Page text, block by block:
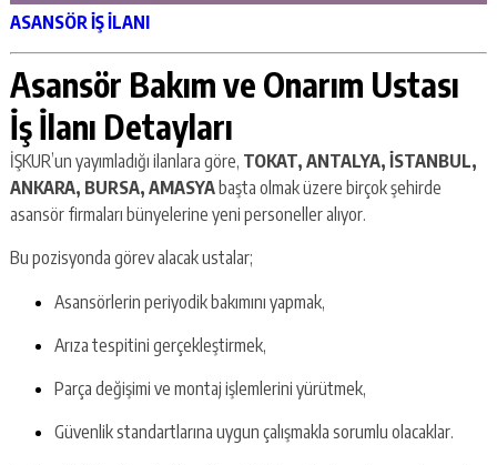
ASANSÖR İŞ İLANI
Asansör Bakım ve Onarım Ustası
İş İlanı Detayları
İŞKUR’un yayımladığı ilanlara göre, TOKAT, ANTALYA, İSTANBUL,
ANKARA, BURSA, AMASYAbaşta olmak üzere birçok şehirde
asansör firmaları bünyelerine yeni personeller alıyor.
Bu pozisyonda görev alacak ustalar;
Asansörlerin periyodik bakımını yapmak,
Arıza tespitini gerçekleştirmek,
Parça değişimi ve montaj işlemlerini yürütmek,
Güvenlik standartlarına uygun çalışmakla sorumlu olacaklar.